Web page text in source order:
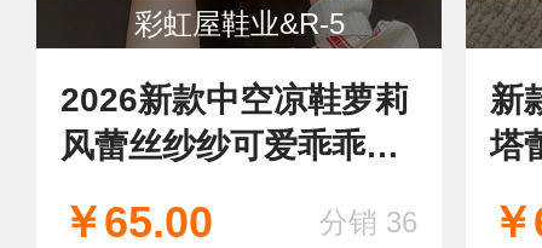
彩虹屋鞋业&R-5
2026新款中空凉鞋萝莉
风蕾丝纱纱可爱乖乖学
￥65.00 分销 36
新
塔